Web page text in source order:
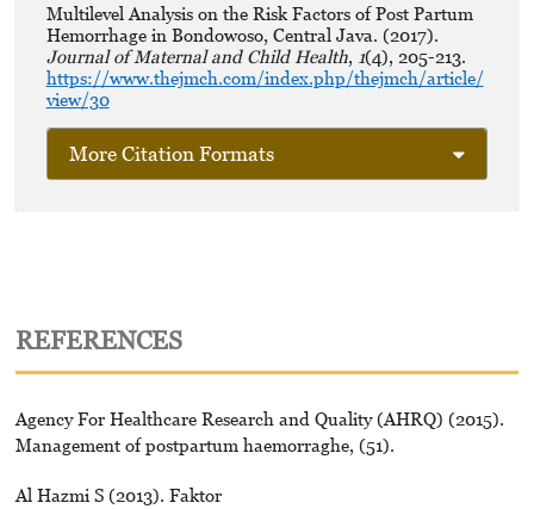
Multilevel Analysis on the Risk Factors of Post Partum
Hemorrhage in Bondowoso, Central Java. (2017).
Journal of Maternal and Child Health, 1(4), 205-213.
https://www.thejmch.com/index.php/thejmch/article/
view/30
More Citation Formats
REFERENCES
Agency For Healthcare Research and Quality (AHRQ) (2015).
Management of postpartum haemorraghe, (51).
Al Hazmi S (2013). Faktor